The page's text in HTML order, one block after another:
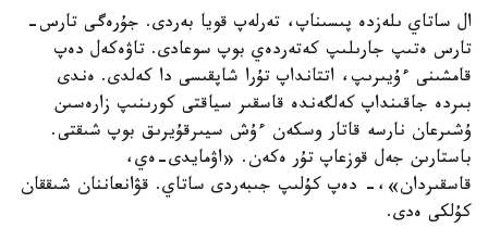
ال ساتاي ىلەزدە پىسىناپ، تەرلەپ قويا بەردى. جۇرەگى تارس-
تارس ەتىپ جارىلىپ كەتەردەي بوپ سوعادى. تاۋەكەل دەپ
قامشىنى ءۇيىرىپ، اتتانداپ تۇرا شاپقىسى دا كەلدى. ەندى
بىردە جاقىنداپ كەلگەندە قاسقىر سياقتى كورىنىپ زارەسىن
ۇشىرعان نارسە قاتار وسكەن ءۇش سيىرقۇيرىق بوپ شىقتى.
باستارىن جەل قوزعاپ تۇر ەكەن. «اۋمايدى-ەي،
قاسقىردان»،- دەپ كۇلىپ جىبەردى ساتاي. قۋانعاننان شىققان
كۇلكى ەدى.